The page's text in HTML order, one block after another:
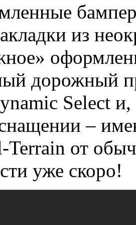
из
дорожный
Select
–
от
уже скоро!